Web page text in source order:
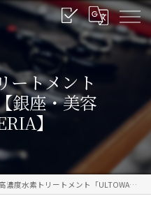
ートメント
銀座・美容
】
濃度水素トリートメント「ULTOWA」【銀座・美容室WISTERIA】